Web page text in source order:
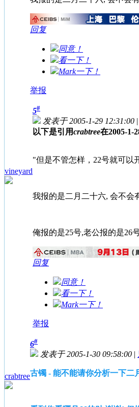
回复
同意！
看一下！
Mark一下！
举报
vineyard
5#
发表于 2005-1-29 12:31:00 |
以下是引用crabtree在2005-1-
"但是不管怎样，22号就可以
我报的是二月二十六, 会不会
俺报的是25号,老公报的是26
回复
同意！
看一下！
Mark一下！
举报
crabtree
6#
发表于 2005-1-30 09:58:00 |
古镯 - 能不能请你分析一下二